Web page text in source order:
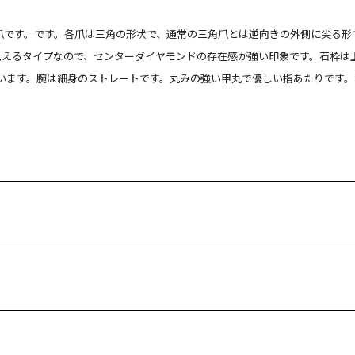
す。です。各爪は三角の形状で、通常の三角爪とは逆向きの外側に尖る
るタイプなので、センターダイヤモンドの存在感が強い印象です。石枠
す。腕は細身のストレートです。丸みの強い甲丸で優しい指あたりです